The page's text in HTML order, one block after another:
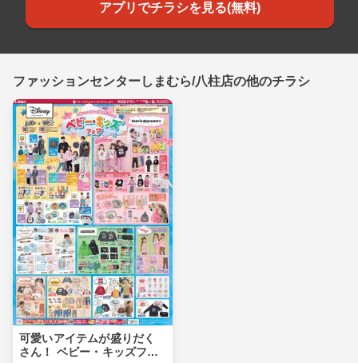
アプリでチラシを見る(無料)
ファッションセンターしまむら/八柱店の他のチラシ
可愛いアイテムが盛りだく
さん！ ベビー・キッズフェ